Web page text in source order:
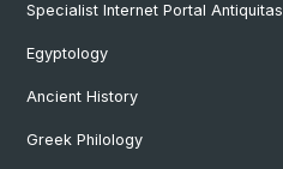
Specialist Internet Portal Antiquitas
Egyptology
Ancient History
Greek Philology